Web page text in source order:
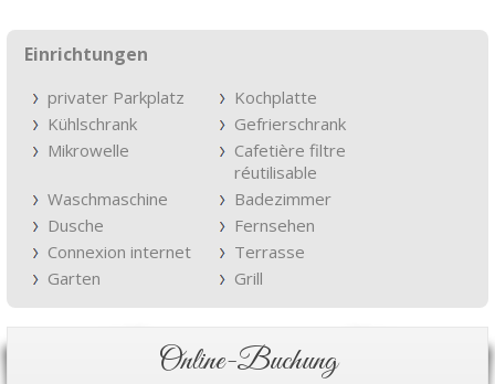
Einrichtungen
privater Parkplatz
Kochplatte
Kühlschrank
Gefrierschrank
Mikrowelle
Cafetière filtre
réutilisable
Waschmaschine
Badezimmer
Dusche
Fernsehen
Connexion internet
Terrasse
Garten
Grill
Online-Buchung